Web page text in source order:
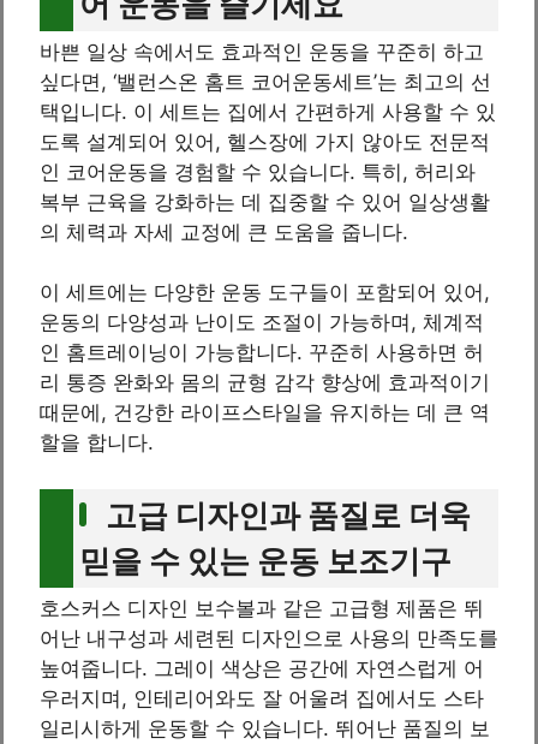
바쁜 일상 속에서도 효과적인 운동을 꾸준히 하고
싶다면, ‘밸런스온 홈트 코어운동세트’는 최고의 선
택입니다. 이 세트는 집에서 간편하게 사용할 수 있
도록 설계되어 있어, 헬스장에 가지 않아도 전문적
인 코어운동을 경험할 수 있습니다. 특히, 허리와
복부 근육을 강화하는 데 집중할 수 있어 일상생활
의 체력과 자세 교정에 큰 도움을 줍니다.
이 세트에는 다양한 운동 도구들이 포함되어 있어,
운동의 다양성과 난이도 조절이 가능하며, 체계적
인 홈트레이닝이 가능합니다. 꾸준히 사용하면 허
리 통증 완화와 몸의 균형 감각 향상에 효과적이기
때문에, 건강한 라이프스타일을 유지하는 데 큰 역
할을 합니다.
고급 디자인과 품질로 더욱
믿을 수 있는 운동 보조기구
호스커스 디자인 보수볼과 같은 고급형 제품은 뛰
어난 내구성과 세련된 디자인으로 사용의 만족도를
높여줍니다. 그레이 색상은 공간에 자연스럽게 어
우러지며, 인테리어와도 잘 어울려 집에서도 스타
일리시하게 운동할 수 있습니다. 뛰어난 품질의 보